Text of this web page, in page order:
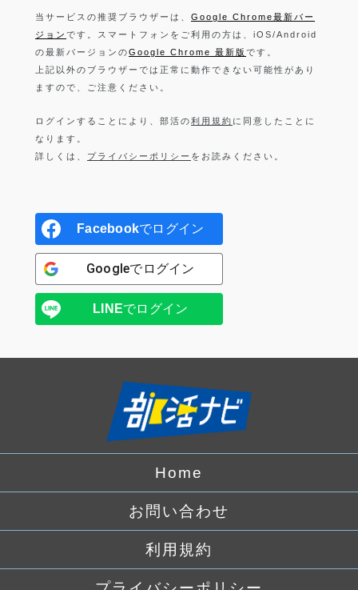
当サービスの推奨ブラウザーは、 Google Chrome最新バー
ジョン です。スマートフォンをご利用の方は、iOS/Android
の最新バージョンのGoogle Chrome 最新版 です。
上記以外のブラウザーでは正常に動作できない可能性があり
ますので、ご注意ください。
ログインすることにより、部活の利用規約 に同意したことに
なります。
詳しくは、 プライバシーポリシー をお読みください。
Facebookでログイン
Googleでログイン
LINEでログイン
Home
お問い合わせ
利用規約